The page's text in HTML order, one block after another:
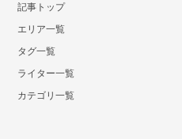
記事トップ
エリア一覧
タグ一覧
ライター一覧
カテゴリ一覧